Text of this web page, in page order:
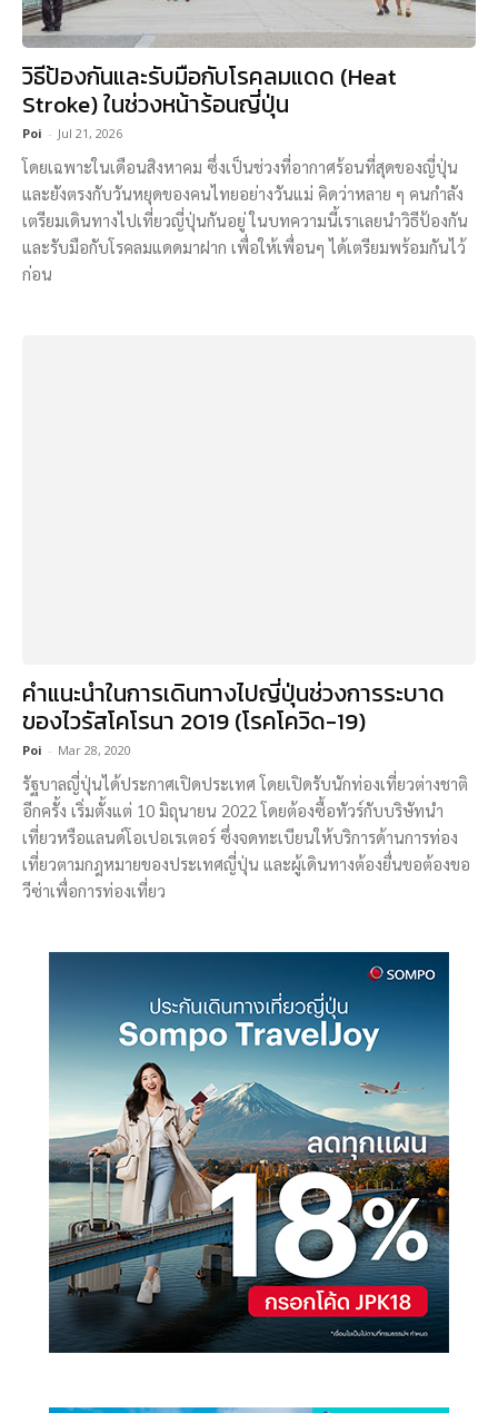
วิธีป้องกันและรับมือกับโรคลมแดด (Heat
Stroke) ในช่วงหน้าร้อนญี่ปุ่น
Poi - Jul 21, 2026
โดยเฉพาะในเดือนสิงหาคม ซึ่งเป็นช่วงที่อากาศร้อนที่สุดของญี่ปุ่น
และยังตรงกับวันหยุดของคนไทยอย่างวันแม่ คิดว่าหลาย ๆ คนกำลัง
เตรียมเดินทางไปเที่ยวญี่ปุ่นกันอยู่ ในบทความนี้เราเลยนำวิธีป้องกัน
และรับมือกับโรคลมแดดมาฝาก เพื่อให้เพื่อนๆ ได้เตรียมพร้อมกันไว้
ก่อน
คำแนะนำในการเดินทางไปญี่ปุ่นช่วงการระบาด
ของไวรัสโคโรนา 2019 (โรคโควิด-19)
Poi - Mar 28, 2020
รัฐบาลญี่ปุ่นได้ประกาศเปิดประเทศ โดยเปิดรับนักท่องเที่ยวต่างชาติ
อีกครั้ง เริ่มตั้งแต่ 10 มิถุนายน 2022 โดยต้องซื้อทัวร์กับบริษัทนำ
เที่ยวหรือแลนด์โอเปอเรเตอร์ ซึ่งจดทะเบียนให้บริการด้านการท่อง
เที่ยวตามกฎหมายของประเทศญี่ปุ่น และผู้เดินทางต้องยื่นขอต้องขอ
วีซ่าเพื่อการท่องเที่ยว